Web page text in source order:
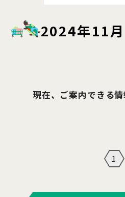
2024年11月
現在、ご案内できる情
1